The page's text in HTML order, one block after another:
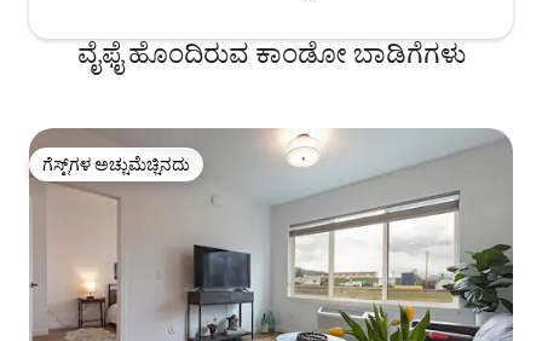
ವೈಫೈ ಹೊಂದಿರುವ ಕಾಂಡೋ ಬಾಡಿಗೆಗಳು
ಗೆಸ್ಟ್‌ಗಳ ಅಚ್ಚುಮೆಚ್ಚಿನದು
ಗೆಸ್ಟ್‌ಗಳ ಅಚ್ಚುಮೆಚ್ಚಿನದು